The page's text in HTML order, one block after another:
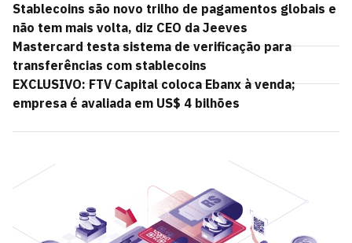
Stablecoins são novo trilho de pagamentos globais e
não tem mais volta, diz CEO da Jeeves
Mastercard testa sistema de verificação para
transferências com stablecoins
EXCLUSIVO: FTV Capital coloca Ebanx à venda;
empresa é avaliada em US$ 4 bilhões